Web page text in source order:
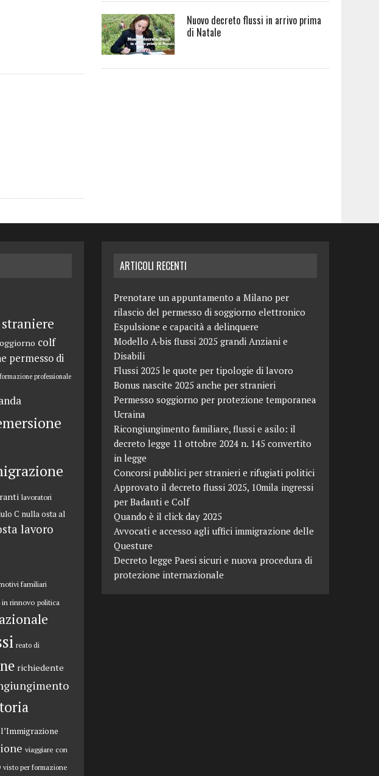
Nuovo decreto flussi in arrivo prima
di Natale
colf
permesso di
professionale
lavoratori
C nulla osta al
lavoro
familiari
in rinnovo politica
reato di
richiedente
viaggiare con
visto per formazione
ARTICOLI RECENTI
Prenotare un appuntamento a Milano per
rilascio del permesso di soggiorno elettronico
Espulsione e capacità a delinquere
Modello A-bis flussi 2025 grandi Anziani e
Disabili
Flussi 2025 le quote per tipologie di lavoro
Bonus nascite 2025 anche per stranieri
Permesso soggiorno per protezione temporanea
Ucraina
Ricongiungimento familiare, flussi e asilo: il
decreto legge 11 ottobre 2024 n. 145 convertito
in legge
Concorsi pubblici per stranieri e rifugiati politici
Approvato il decreto flussi 2025, 10mila ingressi
per Badanti e Colf
Quando è il click day 2025
Avvocati e accesso agli uffici immigrazione delle
Questure
Decreto legge Paesi sicuri e nuova procedura di
protezione internazionale